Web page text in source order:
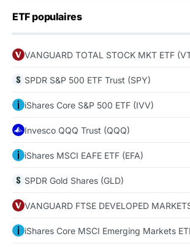
ETF populaires
VANGUARD TOTAL STOCK MKT ETF
SPDR S&P 500 ETF Trust (SPY)
iShares Core S&P 500 ETF (IVV)
Invesco QQQ Trust (QQQ)
iShares MSCI EAFE ETF (EFA)
SPDR Gold Shares (GLD)
VANGUARD FTSE DEVELOPED
iShares Core MSCI Emerging Markets